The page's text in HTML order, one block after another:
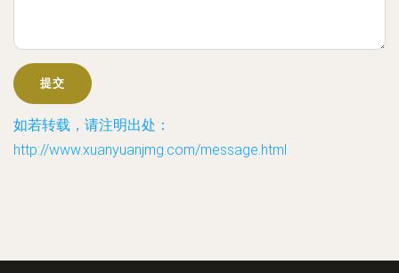
如若转载，请注明出处：
http://www.xuanyuanjmg.com/message.html